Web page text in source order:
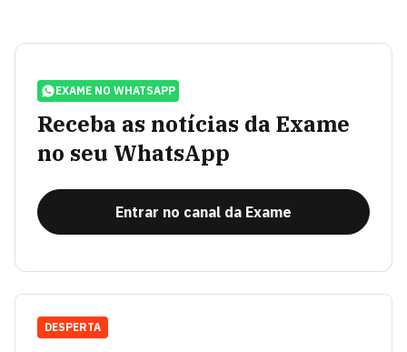
EXAME NO WHATSAPP
Receba as notícias da Exame
no seu WhatsApp
Entrar no canal da Exame
DESPERTA